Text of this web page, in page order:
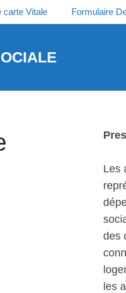
carte Vitale Formulaire
Les
des
les